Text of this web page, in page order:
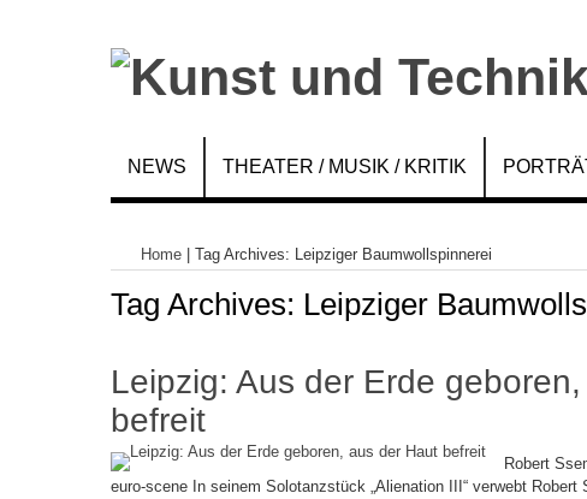
NEWS THEATER / MUSIK / KRITIK
Home Tag Archives: Leipziger Baumwollspinnerei
Tag Archives: Leipziger
Leipzig: Aus der Erde
befreit
Robert
euro-scene In seinem Solotanzstück „Alienation III“ verwebt Robert